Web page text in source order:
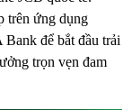
trên ứng dụng
để bắt đầu trải
trọn vẹn đam